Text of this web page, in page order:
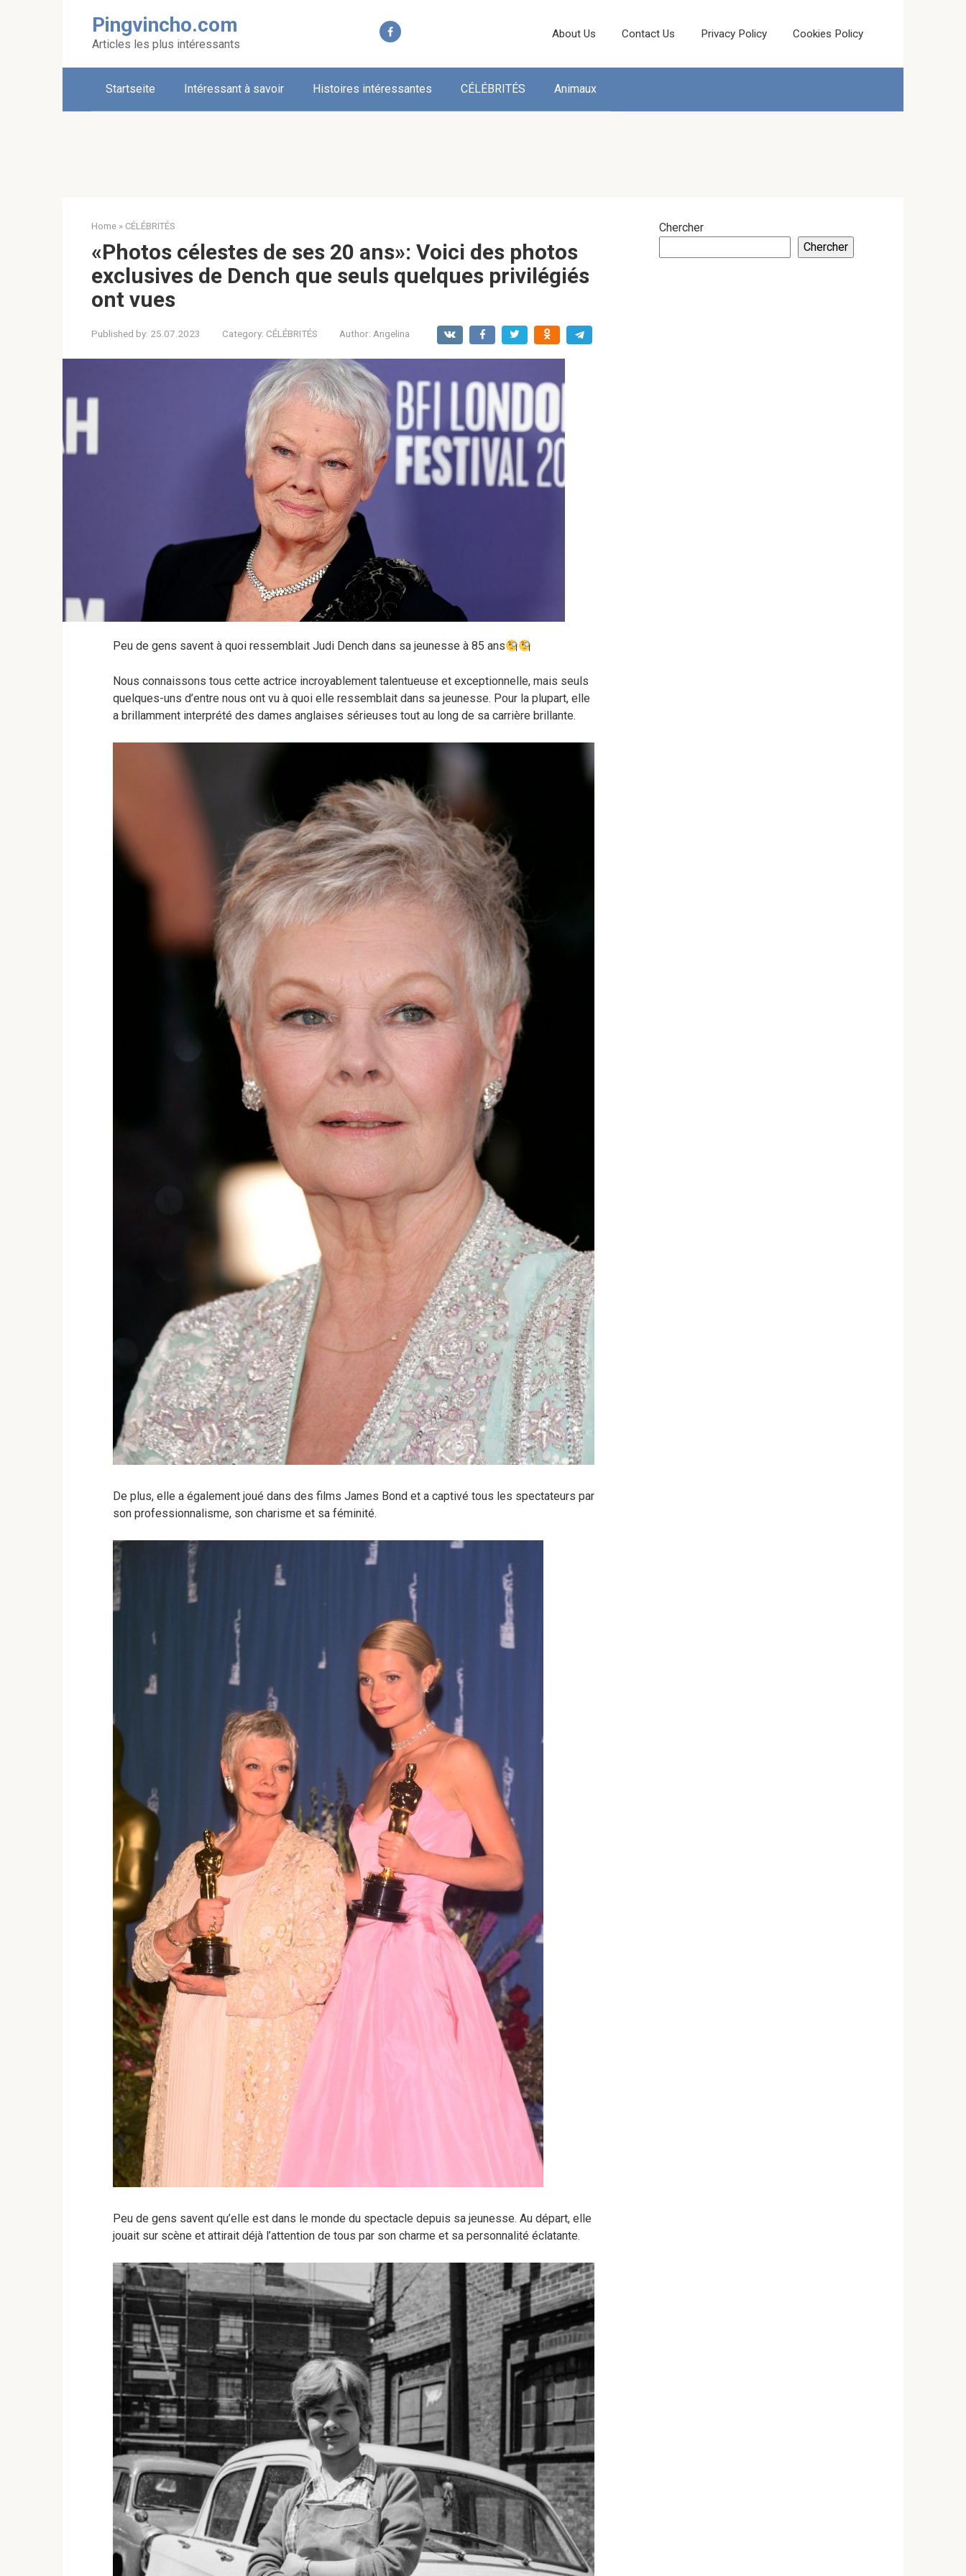
Pingvincho.com
Articles les plus intéressants
About Us Contact Us Privacy Policy Cookies Policy
Startseite Intéressant à savoir Histoires intéressantes CÉLÉBRITÉS Animaux
Home » CÉLÉBRITÉS
«Photos célestes de ses 20 ans»: Voici des photos
exclusives de Dench que seuls quelques privilégiés
ont vues
Published by: 25.07.2023 Category: CÉLÉBRITÉS Author: Angelina
Peu de gens savent à quoi ressemblait Judi Dench dans sa jeunesse à 85 ans
Nous connaissons tous cette actrice incroyablement talentueuse et exceptionnelle, mais seuls
quelques-uns d’entre nous ont vu à quoi elle ressemblait dans sa jeunesse. Pour la plupart, elle
a brillamment interprété des dames anglaises sérieuses tout au long de sa carrière brillante.
De plus, elle a également joué dans des films James Bond et a captivé tous les spectateurs par
son professionnalisme, son charisme et sa féminité.
Peu de gens savent qu’elle est dans le monde du spectacle depuis sa jeunesse. Au départ, elle
jouait sur scène et attirait déjà l’attention de tous par son charme et sa personnalité éclatante.
Chercher
Chercher